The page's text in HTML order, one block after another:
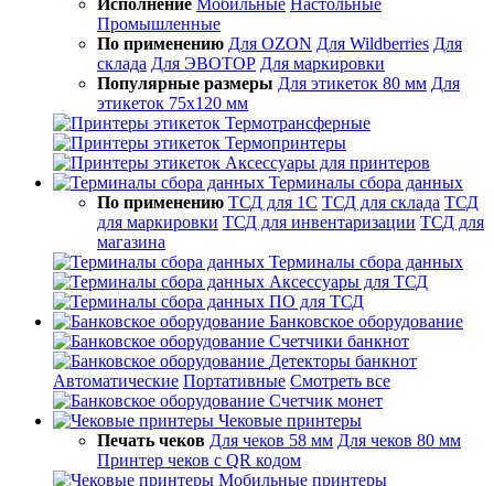
Исполнение Мобильные Настольные
Промышленные
По применению Для OZON Для Wildberries Для
склада Для ЭВОТОР Для маркировки
Популярные размеры Для этикеток 80 мм Для
этикеток 75х120 мм
Термотрансферные
Термопринтеры
Аксессуары для принтеров
Терминалы сбора данных
По применению ТСД для 1С ТСД для склада ТСД
для маркировки ТСД для инвентаризации ТСД для
магазина
Терминалы сбора данных
Аксессуары для ТСД
ПО для ТСД
Банковское оборудование
Счетчики банкнот
Детекторы банкнот
Автоматические Портативные Смотреть все
Счетчик монет
Чековые принтеры
Печать чеков Для чеков 58 мм Для чеков 80 мм
Принтер чеков с QR кодом
Мобильные принтеры